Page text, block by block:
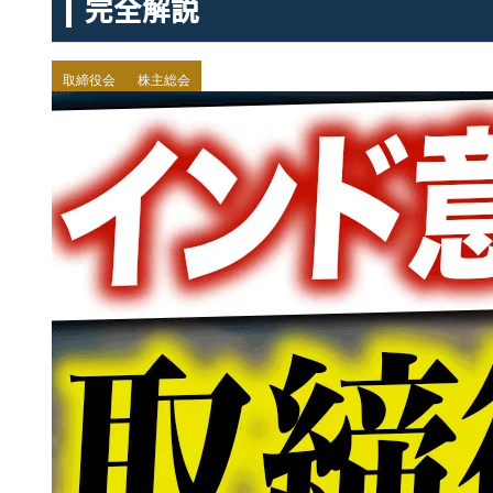
完全解説
取締役会 株主総会